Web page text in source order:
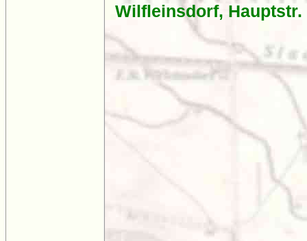
Wilfleinsdorf, Hauptstr.